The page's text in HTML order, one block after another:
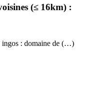
(≤ 16km) :
ingos : domaine de (…)